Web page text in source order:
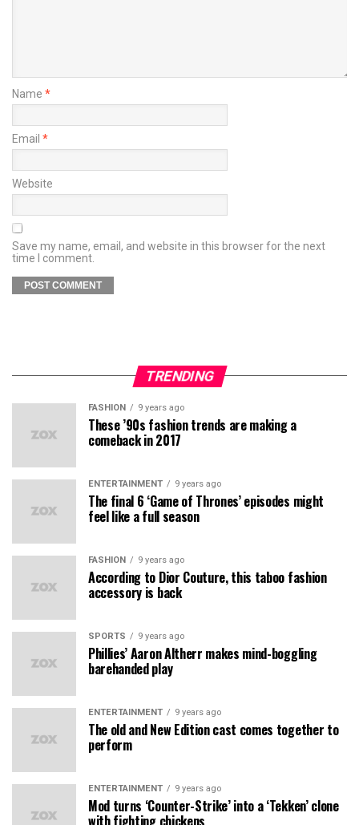
Name *
Email *
Website
Save my name, email, and website in this browser for the next
time I comment.
TRENDING
FASHION 9 years ago
These ’90s fashion trends are making a
comeback in 2017
ENTERTAINMENT 9 years ago
The final 6 ‘Game of Thrones’ episodes might
feel like a full season
FASHION 9 years ago
According to Dior Couture, this taboo fashion
accessory is back
SPORTS 9 years ago
Phillies’ Aaron Altherr makes mind-boggling
barehanded play
ENTERTAINMENT 9 years ago
The old and New Edition cast comes together to
perform
ENTERTAINMENT 9 years ago
Mod turns ‘Counter-Strike’ into a ‘Tekken’ clone
with fighting chickens